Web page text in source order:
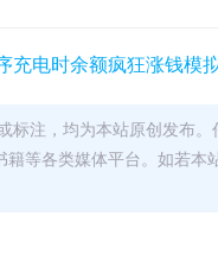
标注，均为本站原创发布
等各类媒体平台。如若